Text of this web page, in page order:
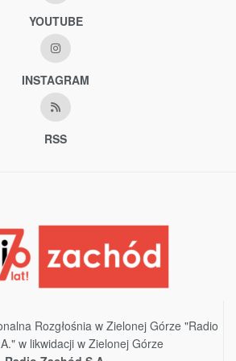
YOUTUBE
INSTAGRAM
RSS
Rozgłośnia w Zielonej Górze "Radio
w likwidacji w Zielonej Górze